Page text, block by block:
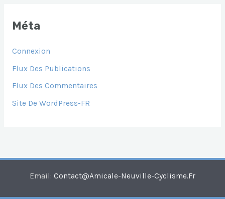
Méta
Connexion
Flux Des Publications
Flux Des Commentaires
Site De WordPress-FR
Email: Contact@amicale-Neuville-Cyclisme.fr